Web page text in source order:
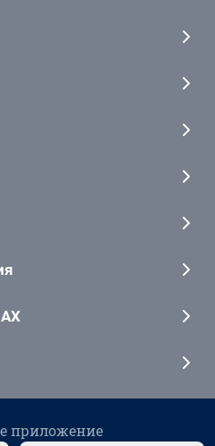
приложение